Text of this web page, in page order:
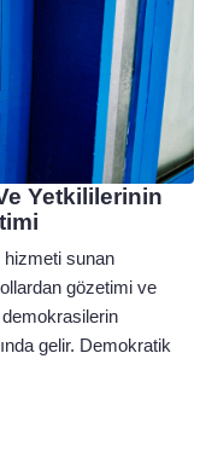
Yetkililerinin
sunan
gözetimi ve
gelir. Demokratik